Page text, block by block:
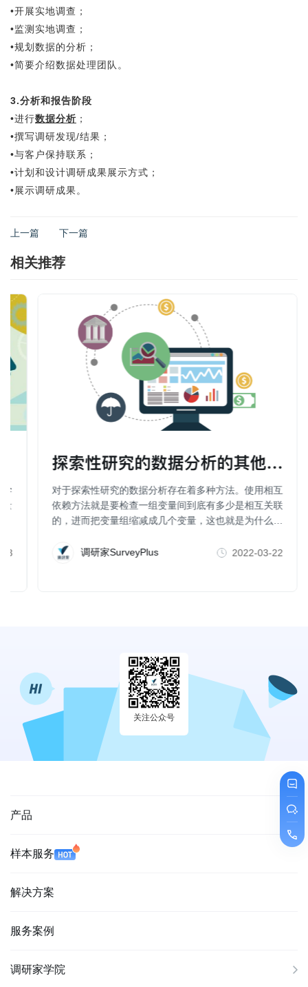
•开展实地调查；
•监测实地调查；
•规划数据的分析；
•简要介绍数据处理团队。
3.分析和报告阶段
•进行数据分析 ；
•撰写调研发现/结果；
•与客户保持联系；
•计划和设计调研成果展示方式；
•展示调研成果。
上一篇 下一篇
相关推荐
学
量
探索性研究的数据分析的其他方法（
对于探索性研究的数据分析存在着多种方法。使用相互
依赖方法就是要检查一组变量间到底有多少是相互关联
的，进而把变量组缩减成几个变量，这也就是为什么一
化方法。调研家SurveyPlus 2022-03-22
关注公众号
产品
样本服务
解决方案
服务案例
调研家学院